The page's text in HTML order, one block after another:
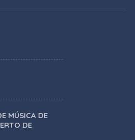
MÚSICA DE
DE